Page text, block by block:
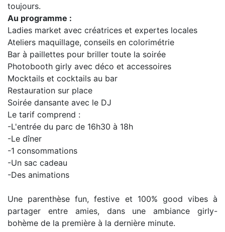
toujours.
Au programme :
Ladies market avec créatrices et expertes locales
Ateliers maquillage, conseils en colorimétrie
Bar à paillettes pour briller toute la soirée
Photobooth girly avec déco et accessoires
Mocktails et cocktails au bar
Restauration sur place
Soirée dansante avec le DJ
Le tarif comprend :
-L'entrée du parc de 16h30 à 18h
-Le dîner
-1 consommations
-Un sac cadeau
-Des animations
Une parenthèse fun, festive et 100% good vibes à
partager entre amies, dans une ambiance girly-
bohème de la première à la dernière minute.